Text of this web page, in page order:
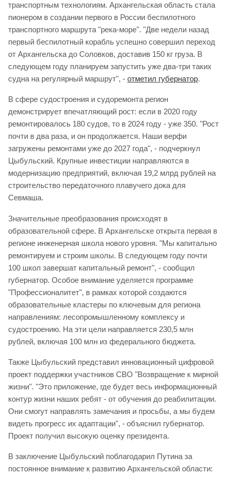
транспортным технологиям. Архангельская область стала
пионером в создании первого в России беспилотного
транспортного маршрута "река-море". "Две недели назад
первый беспилотный корабль успешно совершил переход
от Архангельска до Соловков, доставив 150 кг груза. В
следующем году планируем запустить уже два-три таких
судна на регулярный маршрут", - отметил губернатор.
В сфере судостроения и судоремонта регион
демонстрирует впечатляющий рост: если в 2020 году
ремонтировалось 180 судов, то в 2024 году - уже 350. "Рост
почти в два раза, и он продолжается. Наши верфи
загружены ремонтами уже до 2027 года", - подчеркнул
Цыбульский. Крупные инвестиции направляются в
модернизацию предприятий, включая 19,2 млрд рублей на
строительство передаточного плавучего дока для
Севмаша.
Значительные преобразования происходят в
образовательной сфере. В Архангельске открыта первая в
регионе инженерная школа нового уровня. "Мы капитально
ремонтируем и строим школы. В следующем году почти
100 школ завершат капитальный ремонт", - сообщил
губернатор. Особое внимание уделяется программе
"Профессионалитет", в рамках которой создаются
образовательные кластеры по ключевым для региона
направлениям: лесопромышленному комплексу и
судостроению. На эти цели направляется 230,5 млн
рублей, включая 100 млн из федерального бюджета.
Также Цыбульский представил инновационный цифровой
проект поддержки участников СВО "Возвращение к мирной
жизни". "Это приложение, где будет весь информационный
контур жизни наших ребят - от обучения до реабилитации.
Они смогут направлять замечания и просьбы, а мы будем
видеть прогресс их адаптации", - объяснил губернатор.
Проект получил высокую оценку президента.
В заключение Цыбульский поблагодарил Путина за
постоянное внимание к развитию Архангельской области: